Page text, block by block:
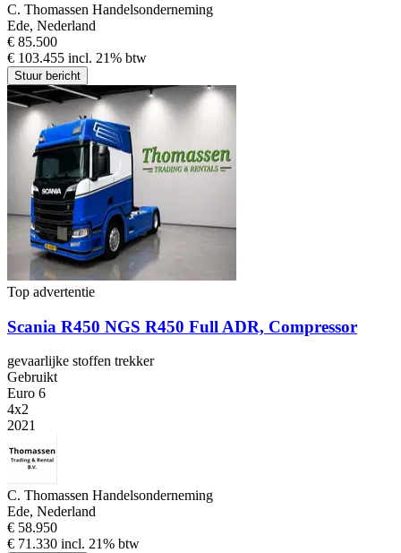
C. Thomassen Handelsonderneming
Ede, Nederland
€ 85.500
€ 103.455 incl. 21% btw
Stuur bericht
Top advertentie
Scania R450 NGS R450 Full ADR, Compressor
gevaarlijke stoffen trekker
Gebruikt
Euro 6
4x2
2021
C. Thomassen Handelsonderneming
Ede, Nederland
€ 58.950
€ 71.330 incl. 21% btw